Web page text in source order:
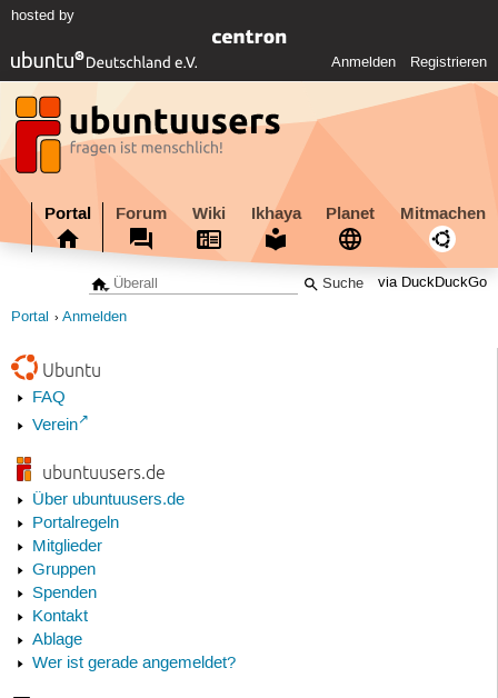
hosted by
Anmelden Registrieren
Portal Forum Wiki Ikhaya Planet Mitmachen
via DuckDuckGo
Portal Anmelden
Ubuntu
FAQ
Verein
ubuntuusers.de
Über ubuntuusers.de
Portalregeln
Mitglieder
Gruppen
Spenden
Kontakt
Ablage
Wer ist gerade angemeldet?